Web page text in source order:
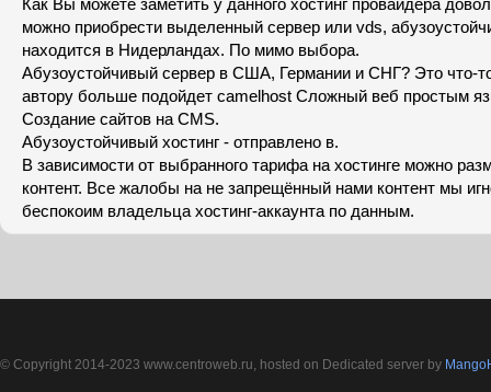
Как Вы можете заметить у данного хостинг провайдера
можно приобрести выделенный сервер или vds,
находится в Нидерландах. По мимо выбора.
Абузоустойчивый сервер в США, Германии и СНГ? Это что-
автору больше подойдет camelhost Сложный веб простым
Создание сайтов на CMS.
Абузоустойчивый хостинг - отправлено в.
В зависимости от выбранного тарифа на хостинге можно
контент. Все жалобы на не запрещённый нами контент мы
беспокоим владельца хостинг-аккаунта по данным.
© Copyright 2014-2023 www.centroweb.ru, hosted on Dedicated server by